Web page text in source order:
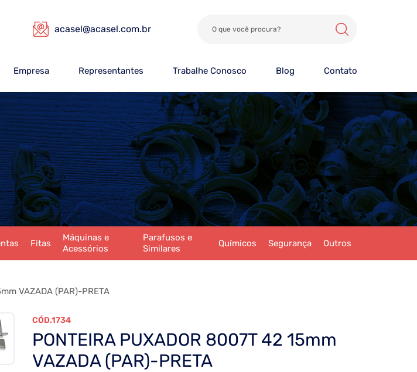
acasel@acasel.com.br
Empresa Representantes Trabalhe Conosco Blog Contato
Fitas
Máquinas e
Acessórios
Parafusos e
Similares
Químicos Segurança Outros
VAZADA (PAR)-PRETA
1734
PONTEIRA PUXADOR 8007T 42 15mm
VAZADA (PAR)-PRETA